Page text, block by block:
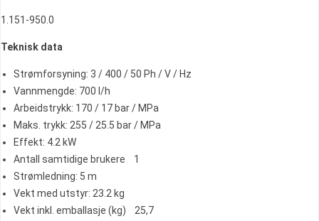
1.151-950.0
Teknisk data
Strømforsyning: 3 / 400 / 50 Ph / V / Hz
Vannmengde: 700 l/h
Arbeidstrykk: 170 / 17 bar / MPa
Maks. trykk: 255 / 25.5 bar / MPa
Effekt: 4.2 kW
Antall samtidige brukere 1
Strømledning: 5 m
Vekt med utstyr: 23.2 kg
Vekt inkl. emballasje (kg) 25,7